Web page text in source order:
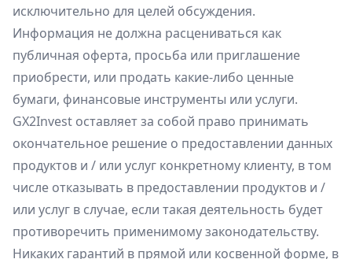
исключительно для целей обсуждения.
Информация не должна расцениваться как
публичная оферта, просьба или приглашение
приобрести, или продать какие-либо ценные
бумаги, финансовые инструменты или услуги.
GX2Invest оставляет за собой право принимать
окончательное решение о предоставлении данных
продуктов и / или услуг конкретному клиенту, в том
числе отказывать в предоставлении продуктов и /
или услуг в случае, если такая деятельность будет
противоречить применимому законодательству.
Никаких гарантий в прямой или косвенной форме, в